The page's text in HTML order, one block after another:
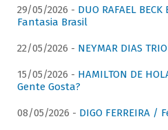
29/05/2026 - DUO RAFAEL
Fantasia Brasil
22/05/2026 - NEYMAR DIAS
15/05/2026 - HAMILTON DE
Gente Gosta?
08/05/2026 - DIGO FERREIRA /